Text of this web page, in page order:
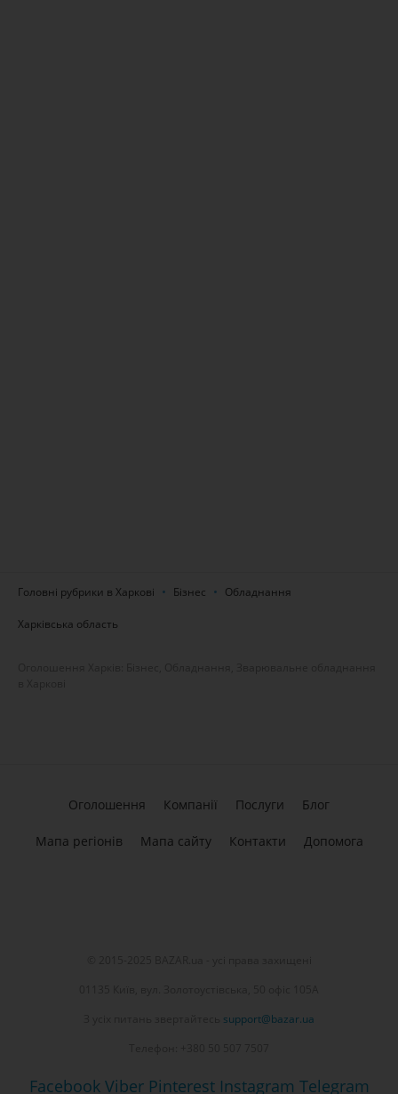
Головні рубрики в Харкові Бізнес Обладнання
Харківська область
support@bazar.ua
Оголошення Компанії Послуги Блог
Мапа регіонів Мапа сайту Контакти Допомога
Facebook Viber Pinterest Instagram Telegram